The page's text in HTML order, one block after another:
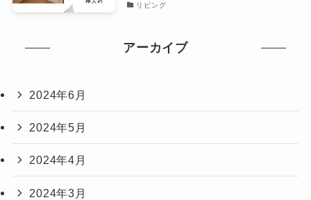
リビング
アーカイブ
2024年6月
2024年5月
2024年4月
2024年3月